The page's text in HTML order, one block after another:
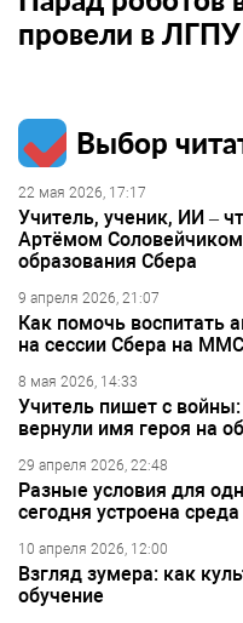
провели в ЛГПУ
Выбор
22 мая 2026, 17:17
Учитель, ученик, ИИ –
Артёмом
образования Сбера
9 апреля 2026, 21:07
Как помочь воспитать
на сессии Сбера на
8 мая 2026, 14:33
Учитель пишет с
вернули имя героя на
29 апреля 2026, 22:48
Разные условия для
сегодня устроена
10 апреля 2026, 12:00
Взгляд зумера: как
обучение